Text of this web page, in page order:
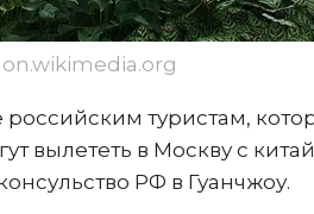
туристам,
вылететь в Москву с
РФ в Гуанчжоу.